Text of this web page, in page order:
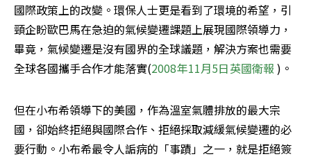
國際政策上的改變。環保人士更是看到了環境的希望，引
頸企盼歐巴馬在急迫的氣候變遷課題上展現國際領導力，
畢竟，氣候變遷是沒有國界的全球議題，解決方案也需要
全球各國攜手合作才能落實(2008年11月5日英國衛報 )。
但在小布希領導下的美國，作為溫室氣體排放的最大宗
國，卻始終拒絕與國際合作、拒絕採取減緩氣候變遷的必
要行動。小布希最令人詬病的「事蹟」之一，就是拒絕簽